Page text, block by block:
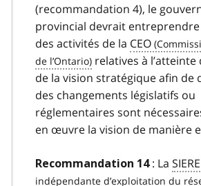
(recommandation 4), le
provincial devrait
des activités de la CEO
relatives à
de la vision stratégique afin de
des changements législatifs ou
réglementaires sont
en œuvre la vision de manière
Recommandation 14: La SIERE